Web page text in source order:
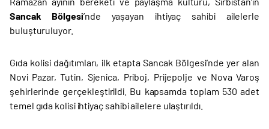
Sancak Bölgesi’nde yaşayan ihtiyaç sahibi ailelerle
buluşturuluyor.
Gıda kolisi dağıtımları, ilk etapta Sancak Bölgesi’nde yer alan
Novi Pazar, Tutin, Sjenica, Priboj, Prijepolje ve Nova Varoş
şehirlerinde gerçekleştirildi. Bu kapsamda toplam 530 adet
temel gıda kolisi ihtiyaç sahibi ailelere ulaştırıldı.